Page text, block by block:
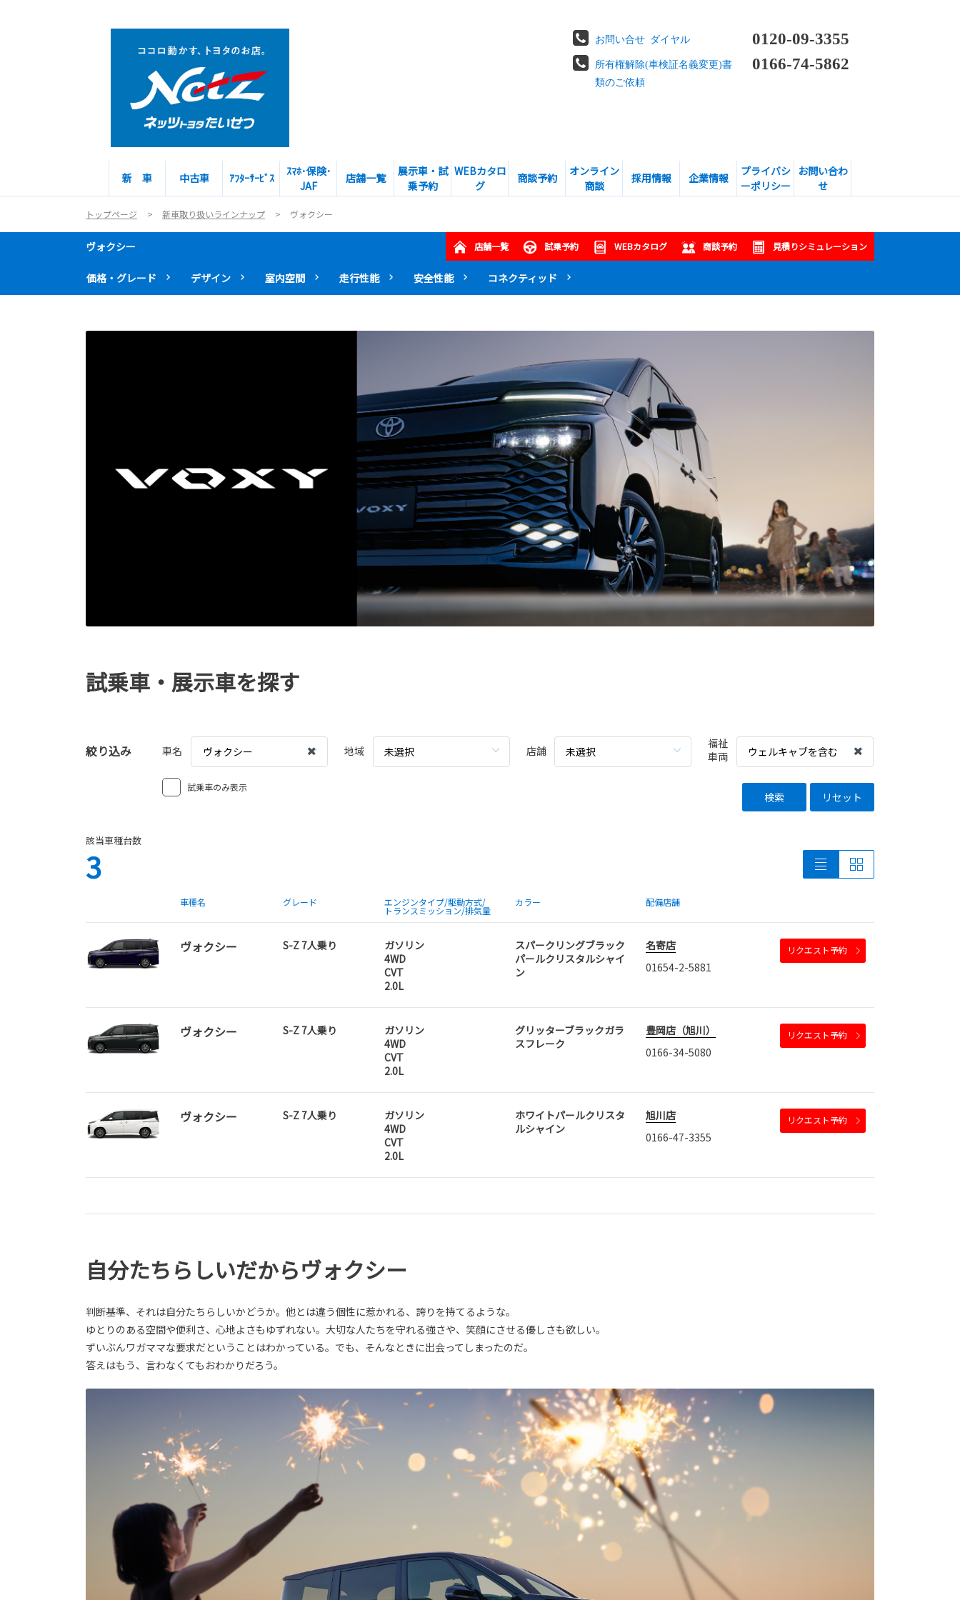
お問い合せ ダイヤル 0120-09-3355
所有権解除(車検証名義変更)書
類のご依頼
0166-74-5862
新 車 中古車 ｱﾌﾀｰｻｰﾋﾞｽ
ｽﾏﾎ･保険･
JAF
店舗一覧
展示車・試
乗予約
WEBカタロ
グ
商談予約
オンライン
商談
採用情報 企業情報
プライバシ
ーポリシー
お問い合わ
せ
トップページ 新車取り扱いラインナップ ヴォクシー
ヴォクシー 店舗一覧 試乗予約 WEBカタログ 商談予約 見積りシミュレーション
価格・グレード デザイン 室内空間 走行性能 安全性能 コネクティッド
試乗車・展示車を探す
絞り込み 車名 ヴォクシー 地域 未選択 店舗 未選択
福祉
車両
ウェルキャブを含む
試乗車のみ表示
検索 リセット
該当車種台数
3
車種名 グレード エンジンタイプ/駆動方式/
トランスミッション/排気量
カラー 配備店舗
ヴォクシー S-Z 7人乗り
ガソリン
4WD
CVT
2.0L
スパークリングブラック
パールクリスタルシャイ
ン
名寄店
01654-2-5881
リクエスト予約
ヴォクシー S-Z 7人乗り
ガソリン
4WD
CVT
2.0L
グリッターブラックガラ
スフレーク
豊岡店（旭川）
0166-34-5080
リクエスト予約
ヴォクシー S-Z 7人乗り
ガソリン
4WD
CVT
2.0L
ホワイトパールクリスタ
ルシャイン
旭川店
0166-47-3355
リクエスト予約
自分たちらしいだからヴォクシー
判断基準、それは自分たちらしいかどうか。他とは違う個性に惹かれる、誇りを持てるような。
ゆとりのある空間や便利さ、心地よさもゆずれない。大切な人たちを守れる強さや、笑顔にさせる優しさも欲しい。
ずいぶんワガママな要求だということはわかっている。でも、そんなときに出会ってしまったのだ。
答えはもう、言わなくてもおわかりだろう。